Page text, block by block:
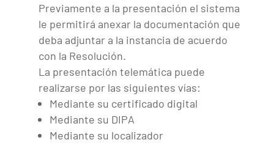
Previamente a la presentación el sistema
le permitirá anexar la documentación que
deba adjuntar a la instancia de acuerdo
con la Resolución.
La presentación telemática puede
realizarse por las siguientes vías:
Mediante su certificado digital
Mediante su DIPA
Mediante su localizador